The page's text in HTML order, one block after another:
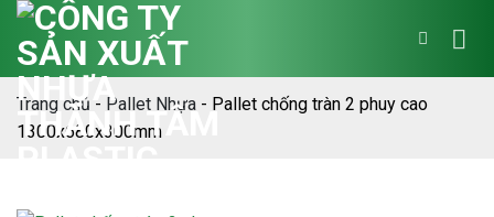
Bỏ
qua
nội
dungTrang chủ - Pallet Nhựa - Pallet chống tràn 2 phuy cao
1300x680x300mm